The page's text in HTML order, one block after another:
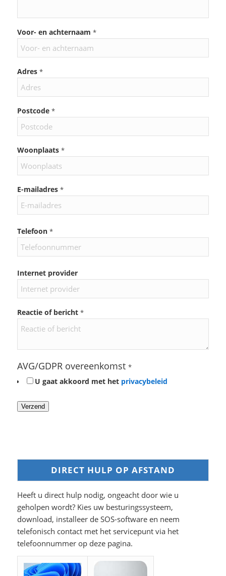
Voor- en achternaam *
Adres *
Postcode *
Woonplaats *
E-mailadres *
Telefoon *
Internet provider
Reactie of bericht *
AVG/GDPR overeenkomst *
U gaat akkoord met het privacybeleid
Verzend
DIRECT HULP OP AFSTAND
Heeft u direct hulp nodig, ongeacht door wie u
geholpen wordt? Kies uw besturingssysteem,
download, installeer de SOS-software en neem
telefonisch contact met het servicepunt via het
telefoonnummer op deze pagina.